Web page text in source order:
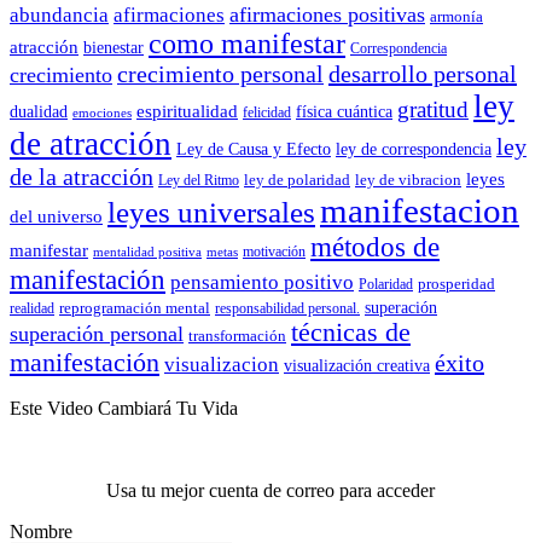
abundancia afirmaciones afirmaciones positivas armonía
atracción bienestar como manifestar Correspondencia
crecimiento crecimiento personal desarrollo personal
dualidad emociones espiritualidad felicidad física cuántica gratitud ley
de atracción Ley de Causa y Efecto ley de correspondencia ley
de la atracción Ley del Ritmo ley de polaridad ley de vibracion leyes
del universo leyes universalesmanifestacion
manifestar mentalidad positiva metas motivación métodos de
manifestación pensamiento positivo Polaridad prosperidad
realidad reprogramación mental responsabilidad personal. superación
superación personal transformación técnicas de
manifestación visualizacion visualización creativa éxito
Este Video Cambiará Tu Vida
Usa tu mejor cuenta de correo para acceder
Nombre